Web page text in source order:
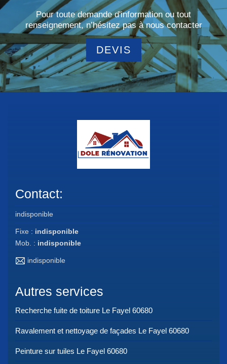
Pour toute demande d'information ou tout
renseignement, n’hésitez pas à nous contacter
DEVIS
Contact:
indisponible
Fixe : indisponible
Mob. : indisponible
indisponible
Autres services
Recherche fuite de toiture Le Fayel 60680
Ravalement et nettoyage de façades Le Fayel 60680
Peinture sur tuiles Le Fayel 60680